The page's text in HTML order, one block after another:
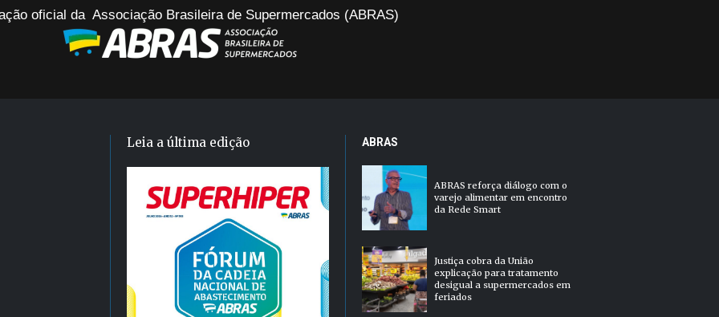
oficial da Associação Brasileira de Supermercados (ABRAS)
Leia a última edição ABRAS
ABRAS reforça diálogo com o
varejo alimentar em encontro
da Rede Smart
Justiça cobra da União
explicação para tratamento
desigual a supermercados em
feriados